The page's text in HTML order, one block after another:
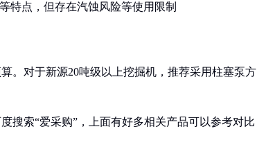
特点，但存在汽蚀风险等使用限制
。对于新源20吨级以上挖掘机，推荐采用柱塞泵方
搜索“爱采购”，上面有好多相关产品可以参考对比